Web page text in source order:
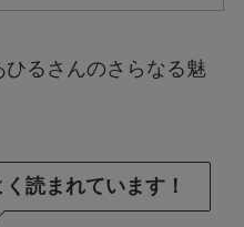
るさんのさらなる魅
読まれています！